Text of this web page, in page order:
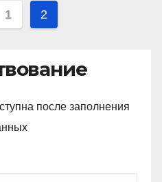
1 2
после заполнения